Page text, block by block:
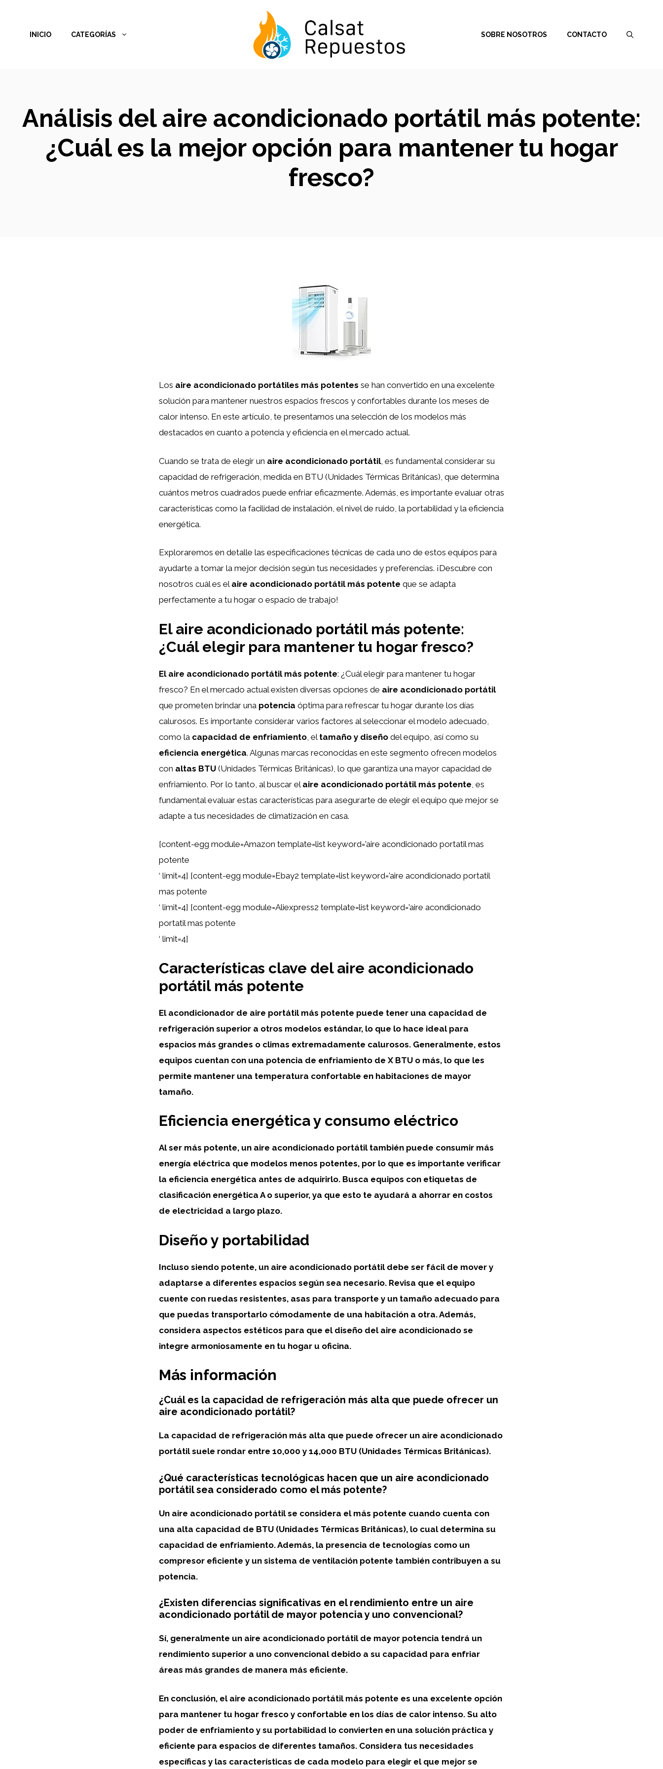
contenidoINICIO CATEGORÍAS SOBRE NOSOTROS CONTACTO
Análisis del aire acondicionado portátil más potente:
¿Cuál es la mejor opción para mantener tu hogar
fresco?
Los aire acondicionado portátiles más potentes se han convertido en una excelente
solución para mantener nuestros espacios frescos y confortables durante los meses de
calor intenso. En este artículo, te presentamos una selección de los modelos más
destacados en cuanto a potencia y eficiencia en el mercado actual.
Cuando se trata de elegir un aire acondicionado portátil, es fundamental considerar su
capacidad de refrigeración, medida en BTU (Unidades Térmicas Británicas), que determina
cuántos metros cuadrados puede enfriar eficazmente. Además, es importante evaluar otras
características como la facilidad de instalación, el nivel de ruido, la portabilidad y la eficiencia
energética.
Exploraremos en detalle las especificaciones técnicas de cada uno de estos equipos para
ayudarte a tomar la mejor decisión según tus necesidades y preferencias. ¡Descubre con
nosotros cuál es el aire acondicionado portátil más potente que se adapta
perfectamente a tu hogar o espacio de trabajo!
El aire acondicionado portátil más potente:
¿Cuál elegir para mantener tu hogar fresco?
El aire acondicionado portátil más potente: ¿Cuál elegir para mantener tu hogar
fresco? En el mercado actual existen diversas opciones de aire acondicionado portátil
que prometen brindar una potencia óptima para refrescar tu hogar durante los días
calurosos. Es importante considerar varios factores al seleccionar el modelo adecuado,
como la capacidad de enfriamiento , el tamaño y diseño del equipo, así como su
eficiencia energética. Algunas marcas reconocidas en este segmento ofrecen modelos
con altas BTU (Unidades Térmicas Británicas), lo que garantiza una mayor capacidad de
enfriamiento. Por lo tanto, al buscar el aire acondicionado portátil más potente , es
fundamental evaluar estas características para asegurarte de elegir el equipo que mejor se
adapte a tus necesidades de climatización en casa.
[content-egg module=Amazon template=list keyword=’aire acondicionado portatil mas
potente
‘ limit=4] [content-egg module=Ebay2 template=list keyword=’aire acondicionado portatil
mas potente
‘ limit=4] [content-egg module=Aliexpress2 template=list keyword=’aire acondicionado
portatil mas potente
‘ limit=4]
Características clave del aire acondicionado
portátil más potente
El acondicionador de aire portátil más potente puede tener una capacidad de
refrigeración superior a otros modelos estándar, lo que lo hace ideal para
espacios más grandes o climas extremadamente calurosos. Generalmente, estos
equipos cuentan con una potencia de enfriamiento de X BTU o más, lo que les
permite mantener una temperatura confortable en habitaciones de mayor
tamaño.
Eficiencia energética y consumo eléctrico
Al ser más potente, un aire acondicionado portátil también puede consumir más
energía eléctrica que modelos menos potentes, por lo que es importante verificar
la eficiencia energética antes de adquirirlo. Busca equipos con etiquetas de
clasificación energética A o superior, ya que esto te ayudará a ahorrar en costos
de electricidad a largo plazo.
Diseño y portabilidad
Incluso siendo potente, un aire acondicionado portátil debe ser fácil de mover y
adaptarse a diferentes espacios según sea necesario. Revisa que el equipo
cuente con ruedas resistentes, asas para transporte y un tamaño adecuado para
que puedas transportarlo cómodamente de una habitación a otra. Además,
considera aspectos estéticos para que el diseño del aire acondicionado se
integre armoniosamente en tu hogar u oficina.
Más información
¿Cuál es la capacidad de refrigeración más alta que puede ofrecer un
aire acondicionado portátil?
La capacidad de refrigeración más alta que puede ofrecer un aire acondicionado
portátilsuele rondar entre 10,000 y 14,000 BTU (Unidades Térmicas Británicas).
¿Qué características tecnológicas hacen que un aire acondicionado
portátil sea considerado como el más potente?
Un aire acondicionado portátil se considera el más potente cuando cuenta con
una alta capacidad de BTU (Unidades Térmicas Británicas), lo cual determina su
capacidad de enfriamiento. Además, la presencia de tecnologías como un
compresor eficiente y un sistema de ventilación potente también contribuyen a su
potencia.
¿Existen diferencias significativas en el rendimiento entre un aire
acondicionado portátil de mayor potencia y uno convencional?
Sí, generalmente un aire acondicionado portátil de mayor potencia tendrá un
rendimiento superior a uno convencional debido a su capacidad para enfriar
áreas más grandes de manera más eficiente.
En conclusión, el aire acondicionado portátil más potente es una excelente opción
para mantener tu hogar fresco y confortable en los días de calor intenso. Su alto
poder de enfriamiento y su portabilidad lo convierten en una solución práctica y
eficiente para espacios de diferentes tamaños. Considera tus necesidades
específicas y las características de cada modelo para elegir el que mejor se